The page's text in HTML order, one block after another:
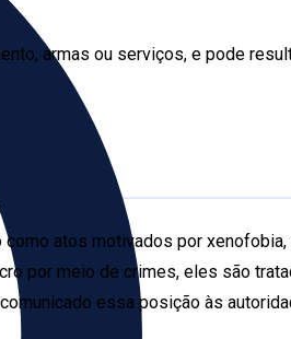
armas ou serviços, e pode
atos motivados por
por meio de crimes, eles são
essa posição às